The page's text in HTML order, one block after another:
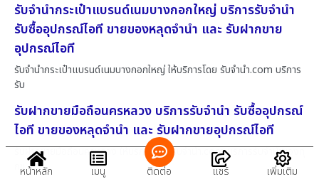
รับจำนำกระเป๋าแบรนด์เนมบางกอกใหญ่ บริการรับจำนำ
รับซื้ออุปกรณ์ไอที ขายของหลุดจำนำ และ รับฝากขาย
อุปกรณ์ไอที
รับจำนำกระเป๋าแบรนด์เนมบางกอกใหญ่ ให้บริการโดย รับจํานํา.com บริการ
รับ
รับฝากขายมือถือนครหลวง บริการรับจำนำ รับซื้ออุปกรณ์
ไอที ขายของหลุดจำนำ และ รับฝากขายอุปกรณ์ไอที
รับฝากขายมือถือนครหลวง ให้บริการโดย รับจํานํา.com บริการรับจำนำของทุ
กช
หน้าหลัก เมนู ติดต่อ แชร์ เพิ่มเติม